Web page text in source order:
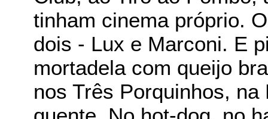
tinham cinema próprio.
dois - Lux e Marconi. E
mortadela com queijo
nos Três Porquinhos,